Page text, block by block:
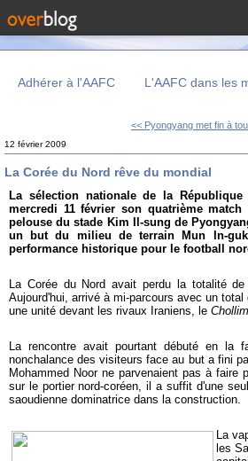
Adhérer à l'AAFC L'AAFC dans les
<< Pyongyang met fin à
12 février 2009
La Corée du Nord rêve du mondial
La sélection nationale de la
mercredi 11 février son quatrième
pelouse du stade Kim Il-sung de
un but du milieu de terrain Mun In-
performance historique pour le football
La Corée du Nord avait perdu la totalité
Aujourd'hui, arrivé à mi-parcours avec un
une unité devant les rivaux Iraniens, le
La rencontre avait pourtant débuté en la
nonchalance des visiteurs face au but a fini
Mohammed Noor ne parvenaient pas à
sur le portier nord-coréen, il a suffit d'une
saoudienne dominatrice dans la construction.
La
les